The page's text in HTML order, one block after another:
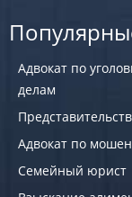
Адвокат по
делам
Адвокат по
Семейный юрист